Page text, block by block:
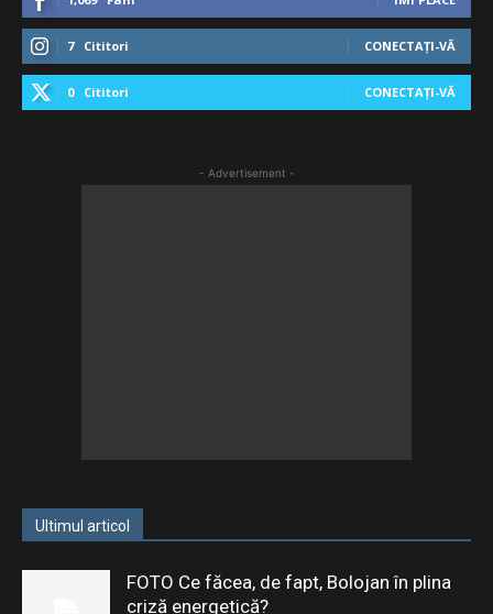
7 Cititori CONECTAȚI-VĂ
0 Cititori CONECTAȚI-VĂ
- Advertisement -
Ultimul articol
FOTO Ce făcea, de fapt, Bolojan în plina
criză energetică?